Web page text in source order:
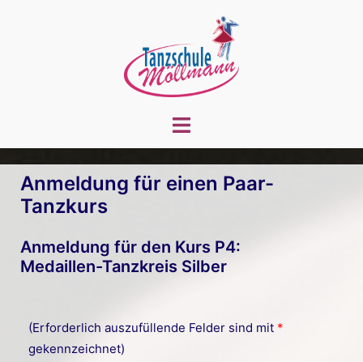
Menü
Anmeldung für einen Paar-
Tanzkurs
Anmeldung für den Kurs P4:
Medaillen-Tanzkreis Silber
(Erforderlich auszufüllende Felder sind mit *
gekennzeichnet)